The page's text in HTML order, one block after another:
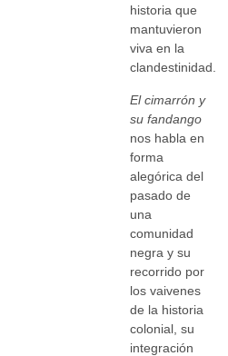
historia que
mantuvieron
viva en la
clandestinidad.
El cimarrón y
su fandango
nos habla en
forma
alegórica del
pasado de
una
comunidad
negra y su
recorrido por
los vaivenes
de la historia
colonial, su
integración